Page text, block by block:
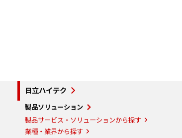
日立ハイテク
製品ソリューション
製品サービス・ソリューションから探す
業種・業界から探す